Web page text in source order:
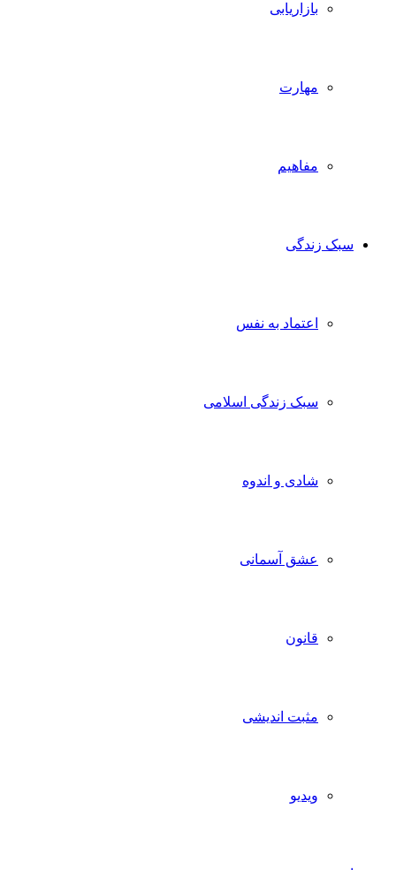
بازاریابی
مهارت
مفاهیم
سبک زندگی
اعتماد به نفس
سبک زندگی اسلامی
شادی و اندوه
عشق آسمانی
قانون
مثبت اندیشی
ویدیو